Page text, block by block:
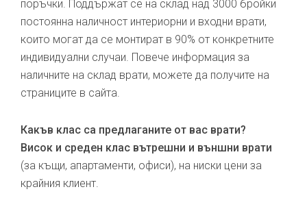
поръчки. Поддържат се на склад над 3000 бройки
постоянна наличност интериорни и входни врати,
които могат да се монтират в 90% от конкретните
индивидуални случаи. Повече информация за
наличните на склад врати, можете да получите на
страниците в сайта.
Какъв клас са предлаганите от вас врати?
Висок и среден клас вътрешни и външни врати
(за къщи, апартаменти, офиси), на ниски цени за
крайния клиент.